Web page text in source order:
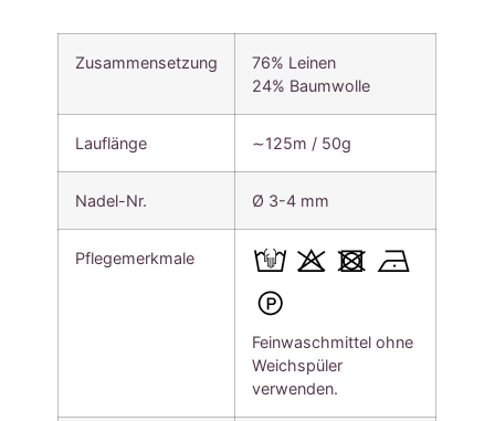
Zusammensetzung
76% Leinen
24% Baumwolle
Lauflänge ∼125m / 50g
Nadel-Nr. Ø 3-4 mm
Pflegemerkmale
Feinwaschmittel ohne
Weichspüler
verwenden.